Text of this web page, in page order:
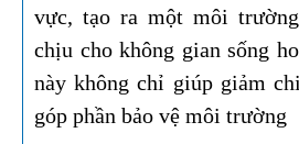
vực, tạo ra một môi
chịu cho không gian sống
này không chỉ giúp giảm
góp phần bảo vệ môi trường